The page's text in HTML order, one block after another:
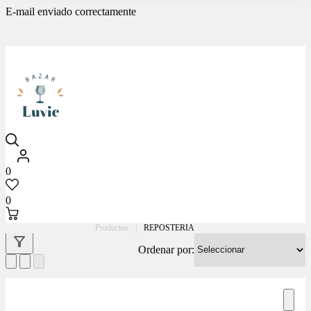
E-mail enviado correctamente
Luvic
0
0
Productos REPOSTERIA
Ordenar por: